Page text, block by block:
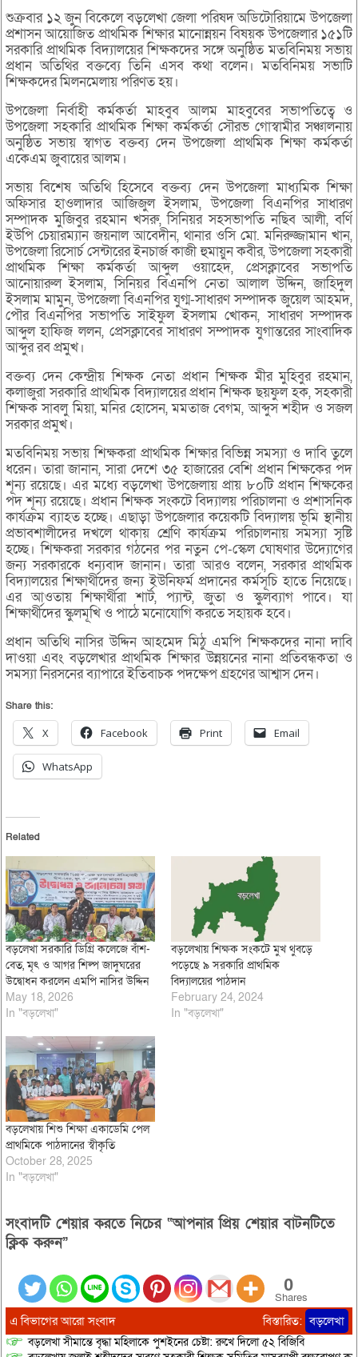
শুক্রবার ১২ জুন বিকেলে বড়লেখা জেলা পরিষদ অডিটোরিয়ামে উপজেলা
প্রশাসন আয়োজিত প্রাথমিক শিক্ষার মানোন্নয়ন বিষয়ক উপজেলার ১৫১টি
সরকারি প্রাথমিক বিদ্যালয়ের শিক্ষকদের সঙ্গে অনুষ্ঠিত মতবিনিময় সভায়
প্রধান অতিথির বক্তব্যে তিনি এসব কথা বলেন। মতবিনিময় সভাটি
শিক্ষকদের মিলনমেলায় পরিণত হয়।
উপজেলা নির্বাহী কর্মকর্তা মাহবুব আলম মাহবুবের সভাপতিত্বে ও
উপজেলা সহকারি প্রাথমিক শিক্ষা কর্মকর্তা সৌরভ গোস্বামীর সঞ্চালনায়
অনুষ্ঠিত সভায় স্বাগত বক্তব্য দেন উপজেলা প্রাথমিক শিক্ষা কর্মকর্তা
একেএম জুবায়ের আলম।
সভায় বিশেষ অতিথি হিসেবে বক্তব্য দেন উপজেলা মাধ্যমিক শিক্ষা
অফিসার হাওলাদার আজিজুল ইসলাম, উপজেলা বিএনপির সাধারণ
সম্পাদক মুজিবুর রহমান খসরু, সিনিয়র সহসভাপতি নছিব আলী, বর্ণি
ইউপি চেয়ারম্যান জয়নাল আবেদীন, থানার ওসি মো. মনিরুজ্জামান খান,
উপজেলা রিসোর্চ সেন্টারের ইনচার্জ কাজী হুমায়ুন কবীর, উপজেলা সহকারী
প্রাথমিক শিক্ষা কর্মকর্তা আব্দুল ওয়াহেদ, প্রেসক্লাবের সভাপতি
আনোয়ারুল ইসলাম, সিনিয়র বিএনপি নেতা আলাল উদ্দিন, জাহিদুল
ইসলাম মামুন, উপজেলা বিএনপির যুগ্ম-সাধারণ সম্পাদক জুয়েল আহমদ,
পৌর বিএনপির সভাপতি সাইফুল ইসলাম খোকন, সাধারণ সম্পাদক
আব্দুল হাফিজ ললন, প্রেসক্লাবের সাধারণ সম্পাদক যুগান্তরের সাংবাদিক
আব্দুর রব প্রমুখ।
বক্তব্য দেন কেন্দ্রীয় শিক্ষক নেতা প্রধান শিক্ষক মীর মুহিবুর রহমান,
কলাজুরা সরকারি প্রাথমিক বিদ্যালয়ের প্রধান শিক্ষক ছয়ফুল হক, সহকারী
শিক্ষক সাবলু মিয়া, মনির হোসেন, মমতাজ বেগম, আব্দুস শহীদ ও সজল
সরকার প্রমুখ।
মতবিনিময় সভায় শিক্ষকরা প্রাথমিক শিক্ষার বিভিন্ন সমস্যা ও দাবি তুলে
ধরেন। তারা জানান, সারা দেশে ৩৫ হাজারের বেশি প্রধান শিক্ষকের পদ
শূন্য রয়েছে। এর মধ্যে বড়লেখা উপজেলায় প্রায় ৮০টি প্রধান শিক্ষকের
পদ শূন্য রয়েছে। প্রধান শিক্ষক সংকটে বিদ্যালয় পরিচালনা ও প্রশাসনিক
কার্যক্রম ব্যাহত হচ্ছে। এছাড়া উপজেলার কয়েকটি বিদ্যালয় ভূমি স্থানীয়
প্রভাবশালীদের দখলে থাকায় শ্রেণি কার্যক্রম পরিচালনায় সমস্যা সৃষ্টি
হচ্ছে। শিক্ষকরা সরকার গঠনের পর নতুন পে-স্কেল ঘোষণার উদ্যোগের
জন্য সরকারকে ধন্যবাদ জানান। তারা আরও বলেন, সরকার প্রাথমিক
বিদ্যালয়ের শিক্ষার্থীদের জন্য ইউনিফর্ম প্রদানের কর্মসূচি হাতে নিয়েছে।
এর আওতায় শিক্ষার্থীরা শার্ট, প্যান্ট, জুতা ও স্কুলব্যাগ পাবে। যা
শিক্ষার্থীদের স্কুলমূখি ও পাঠে মনোযোগি করতে সহায়ক হবে।
প্রধান অতিথি নাসির উদ্দিন আহমেদ মিঠু এমপি শিক্ষকদের নানা দাবি
দাওয়া এবং বড়লেখার প্রাথমিক শিক্ষার উন্নয়নের নানা প্রতিবন্ধকতা ও
সমস্যা নিরসনের ব্যাপারে ইতিবাচক পদক্ষেপ গ্রহণের আশ্বাস দেন।
Share this:
X Facebook Print Email
WhatsApp
Related
বড়লেখা সরকারি ডিগ্রি কলেজে বাঁশ-
বেত, মৃৎ ও আগর শিল্প জাদুঘরের
উদ্বোধন করলেন এমপি নাসির উদ্দিন
May 18, 2026
In "বড়লেখা"
বড়লেখায় শিক্ষক সংকটে মুখ থুবড়ে
পড়েছে ৯ সরকারি প্রাথমিক
বিদ্যালয়ের পাঠদান
February 24, 2024
In "বড়লেখা"
বড়লেখায় শিশু শিক্ষা একাডেমি পেল
প্রাথমিকে পাঠদানের স্বীকৃতি
October 28, 2025
In "বড়লেখা"
সংবাদটি শেয়ার করতে নিচের “আপনার প্রিয় শেয়ার বাটনটিতে
ক্লিক করুন”
0
Shares
এ বিভাগের আরো সংবাদ বিস্তারিত: বড়লেখা
বড়লেখা সীমান্তে বৃদ্ধা মহিলাকে পুশইনের চেষ্টা: রুখে দিলো ৫২ বিজিবি